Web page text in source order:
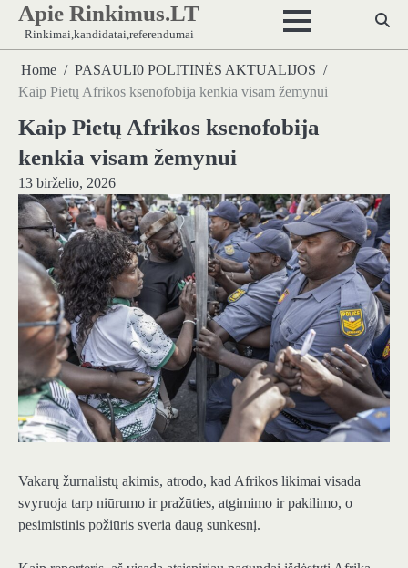
Skip
content
Apie Rinkimus.LT
Rinkimai,kandidatai,referendumai
Home
PASAULI0 POLITINĖS AKTUALIJOS
Kaip Pietų Afrikos ksenofobija kenkia visam žemynui
Kaip Pietų Afrikos ksenofobija
kenkia visam žemynui
13 birželio, 2026
Vakarų žurnalistų akimis, atrodo, kad Afrikos likimai visada
svyruoja tarp niūrumo ir pražūties, atgimimo ir pakilimo, o
pesimistinis požiūris sveria daug sunkesnį.